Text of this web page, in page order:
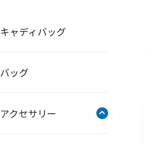
キャディバッグ
バッグ
アクセサリー